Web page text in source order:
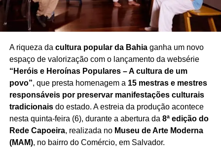
A riqueza da cultura popular da Bahiaganha um novo
espaço de valorização com o lançamento da websérie
“Heróis e Heroínas Populares – A cultura de um
povo”, que presta homenagem a 15 mestras e mestres
responsáveis por preservar manifestações culturais
tradicionaisdo estado. A estreia da produção acontece
nesta quinta-feira (6), durante a abertura da 8ª edição do
Rede Capoeira, realizada no Museu de Arte Moderna
(MAM), no bairro do Comércio, em Salvador.